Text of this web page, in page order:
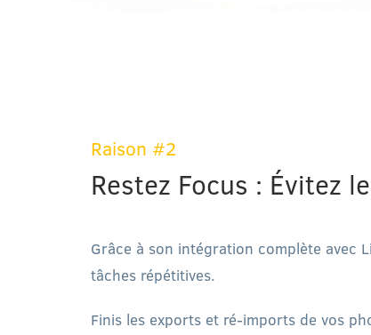
Raison #2
Restez Focus : Évitez
Grâce à son intégration complète avec
tâches répétitives.
Finis les exports et ré-imports de vos